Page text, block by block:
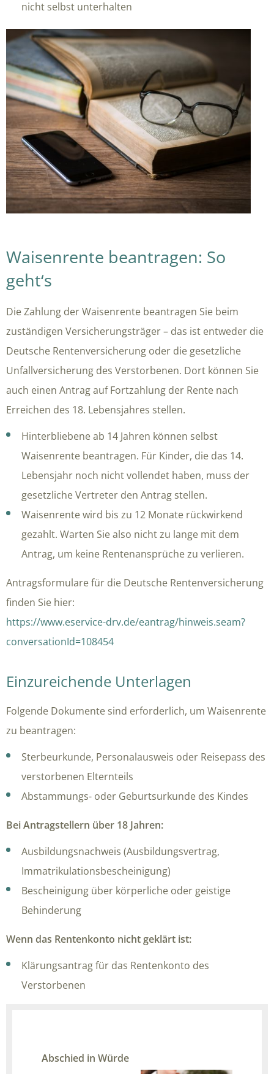
nicht selbst unterhalten
Waisenrente beantragen: So
geht‘s
Die Zahlung der Waisenrente beantragen Sie beim
zuständigen Versicherungsträger – das ist entweder die
Deutsche Rentenversicherung oder die gesetzliche
Unfallversicherung des Verstorbenen. Dort können Sie
auch einen Antrag auf Fortzahlung der Rente nach
Erreichen des 18. Lebensjahres stellen.
Hinterbliebene ab 14 Jahren können selbst
Waisenrente beantragen. Für Kinder, die das 14.
Lebensjahr noch nicht vollendet haben, muss der
gesetzliche Vertreter den Antrag stellen.
Waisenrente wird bis zu 12 Monate rückwirkend
gezahlt. Warten Sie also nicht zu lange mit dem
Antrag, um keine Rentenansprüche zu verlieren.
Antragsformulare für die Deutsche Rentenversicherung
finden Sie hier:
https://www.eservice-drv.de/eantrag/hinweis.seam?
conversationId=108454
Einzureichende Unterlagen
Folgende Dokumente sind erforderlich, um Waisenrente
zu beantragen:
Sterbeurkunde, Personalausweis oder Reisepass des
verstorbenen Elternteils
Abstammungs- oder Geburtsurkunde des Kindes
Bei Antragstellern über 18 Jahren:
Ausbildungsnachweis (Ausbildungsvertrag,
Immatrikulationsbescheinigung)
Bescheinigung über körperliche oder geistige
Behinderung
Wenn das Rentenkonto nicht geklärt ist:
Klärungsantrag für das Rentenkonto des
Verstorbenen
Abschied in Würde